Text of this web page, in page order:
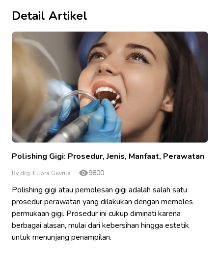
Detail Artikel
Polishing Gigi: Prosedur, Jenis, Manfaat, Perawatan
By drg. Ellora Gavrila 9800
Polishing gigi atau pemolesan gigi adalah salah satu
prosedur perawatan yang dilakukan dengan memoles
permukaan gigi. Prosedur ini cukup diminati karena
berbagai alasan, mulai dari kebersihan hingga estetik
untuk menunjang penampilan.